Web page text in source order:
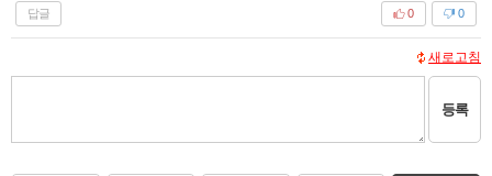
답글 0
0
새로고침
등록